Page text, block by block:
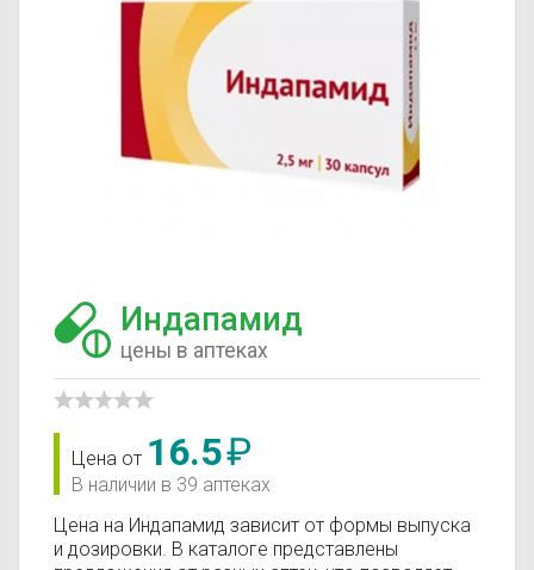
Индапамид
цены в аптеках
Цена от 16.5₽
В наличии в 39 аптеках
Цена на Индапамид зависит от формы выпуска
и дозировки. В каталоге представлены